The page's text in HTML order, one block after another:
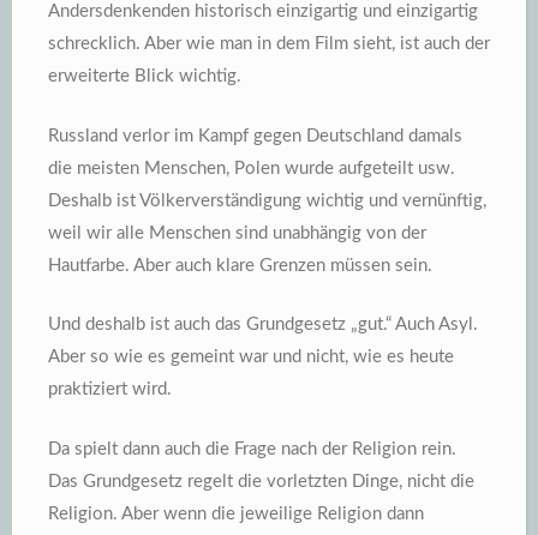
Andersdenkenden historisch einzigartig und einzigartig
schrecklich. Aber wie man in dem Film sieht, ist auch der
erweiterte Blick wichtig.
Russland verlor im Kampf gegen Deutschland damals
die meisten Menschen, Polen wurde aufgeteilt usw.
Deshalb ist Völkerverständigung wichtig und vernünftig,
weil wir alle Menschen sind unabhängig von der
Hautfarbe. Aber auch klare Grenzen müssen sein.
Und deshalb ist auch das Grundgesetz „gut.“ Auch Asyl.
Aber so wie es gemeint war und nicht, wie es heute
praktiziert wird.
Da spielt dann auch die Frage nach der Religion rein.
Das Grundgesetz regelt die vorletzten Dinge, nicht die
Religion. Aber wenn die jeweilige Religion dann